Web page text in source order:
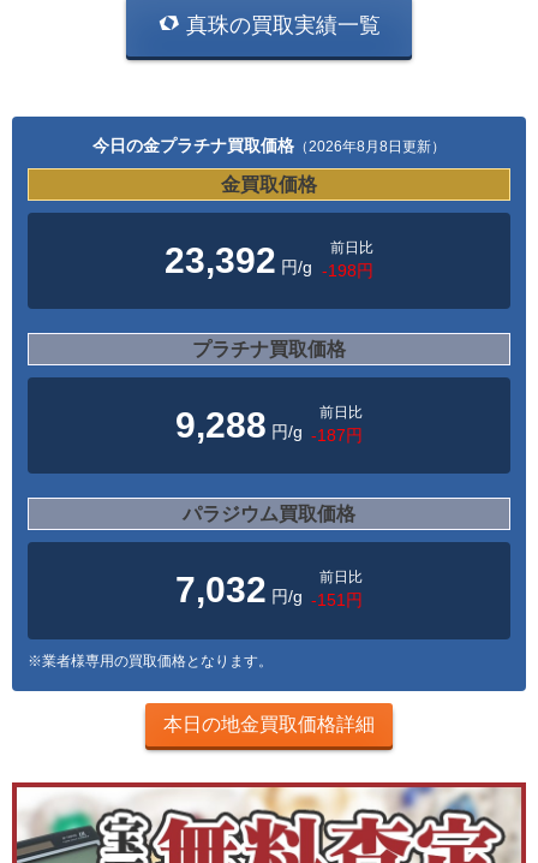
真珠の買取実績一覧
今日の金プラチナ買取価格 （2026年8月8日更新）
金買取価格
23,392 円/g
前日比
-198円
プラチナ買取価格
9,288 円/g
前日比
-187円
パラジウム買取価格
7,032 円/g
前日比
-151円
※業者様専用の買取価格となります。
本日の地金買取価格詳細